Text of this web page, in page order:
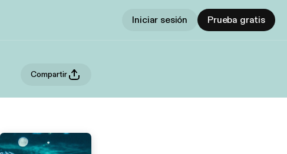
Iniciar sesión Prueba gratis
Compartir